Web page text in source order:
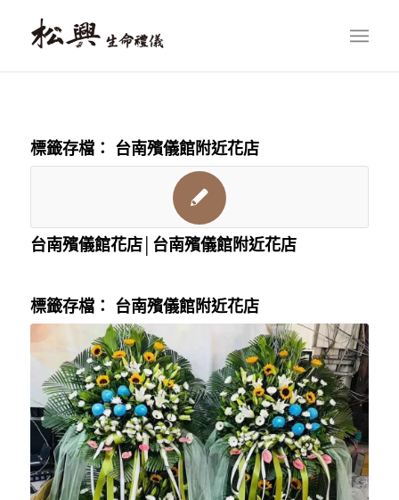
標籤存檔： 台南殯儀館附近花店
台南殯儀館花店│台南殯儀館附近花店
標籤存檔： 台南殯儀館附近花店